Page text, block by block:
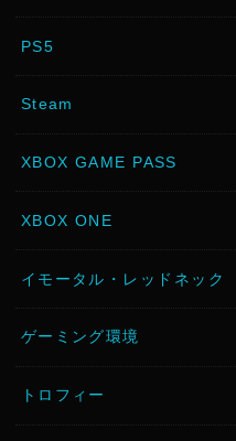
PS5
Steam
XBOX GAME PASS
XBOX ONE
イモータル・レッドネック
ゲーミング環境
トロフィー